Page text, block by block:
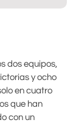
dos equipos,
y ocho
en cuatro
que han
con un